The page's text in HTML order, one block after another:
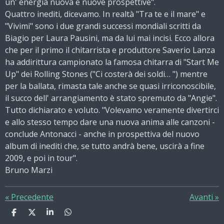
Quattro inediti, dicevamo. In realtà "Tra te e il mare" e
"Vivimi" sono i due grandi successi mondiali scritti da
Biagio per Laura Pausini, ma da lui mai incisi. Ecco allora
che per il primo il chitarrista e produttore Saverio Lanza
ha addirittura campionato la famosa chitarra di "Start Me
Up" dei Rolling Stones ("Ci costerà dei soldi… ") mentre
per la ballata, rimasta tale anche se quasi irriconoscibile,
il succo dell' arrangiamento è stato spremuto da "Angie".
Tutto dichiarato e voluto. "Volevamo veramente divertirci
e allo stesso tempo dare una nuova anima alle canzoni -
conclude Antonacci - anche in prospettiva del nuovo
album di inediti che, se tutto andrà bene, uscirà a fine
2009, e poi in tour".
Bruno Marzi
« Precedente Avanti »
C
C
C
C